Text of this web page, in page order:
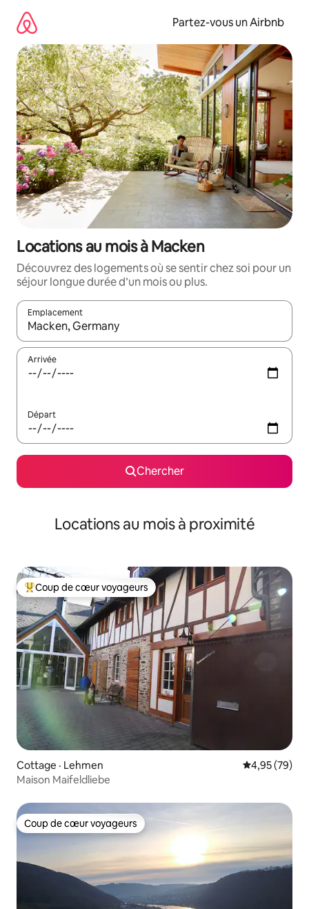
directement
contenu
Partez-vous un Airbnb
Locations au mois à Macken
Découvrez des logements où se sentir chez soi pour un
séjour longue durée d’un mois ou plus.
Emplacement
Quand les résultats sont affichés, parcourez-les en utilisant
Arrivée
Départ
Chercher
Locations au mois à proximité
Coup de cœur voyageurs parmi les plus aimés
Coup de cœur voyageurs
Cottage · Lehmen Note
4,95 (79)
Maison Maifeldliebe
Coup de cœur voyageurs
Coup de cœur voyageurs